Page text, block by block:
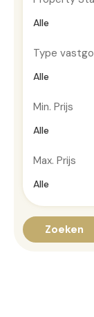
Alle
Type
Alle
Min. Prijs
Alle
Max. Prijs
Alle
Zoeken